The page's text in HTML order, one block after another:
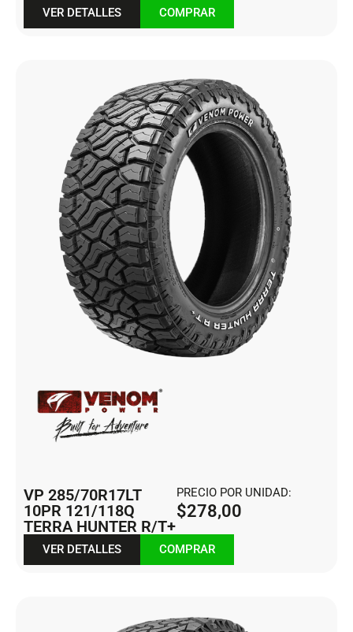
VER DETALLES COMPRAR
VP 285/70R17LT
10PR 121/118Q
TERRA HUNTER R/T+
PRECIO POR UNIDAD:
$278,00
VER DETALLES COMPRAR